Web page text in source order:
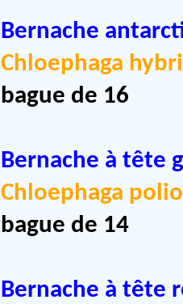
Bernache
Chloephaga
bague de 16
Bernache à tête
Chloephaga
bague de 14
Bernache à tête